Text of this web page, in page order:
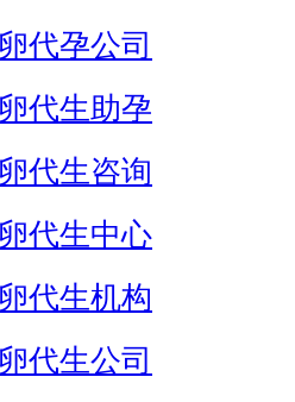
代孕公司
代生助孕
代生咨询
代生中心
代生机构
代生公司